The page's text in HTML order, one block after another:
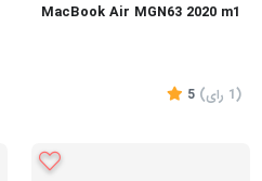
MacBook Air MGN63 2020 m1
(1 رای)
5